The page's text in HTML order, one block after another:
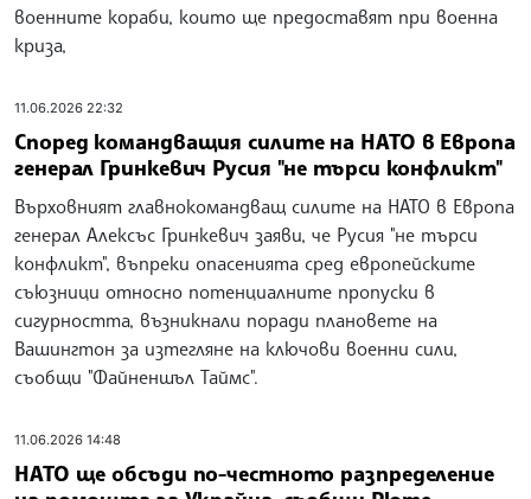
военните кораби, които ще предоставят при военна
криза,
11.06.2026 22:32
Според командващия силите на НАТО в Европа
генерал Гринкевич Русия "не търси конфликт"
Върховният главнокомандващ силите на НАТО в Европа
генерал Алексъс Гринкевич заяви, че Русия "не търси
конфликт", въпреки опасенията сред европейските
съюзници относно потенциалните пропуски в
сигурността, възникнали поради плановете на
Вашингтон за изтегляне на ключови военни сили,
съобщи "Файненшъл Таймс".
11.06.2026 14:48
НАТО ще обсъди по-честното разпределение